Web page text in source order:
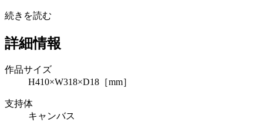
続きを読む
詳細情報
作品サイズ
H410×W318×D18［mm］
支持体
キャンバス